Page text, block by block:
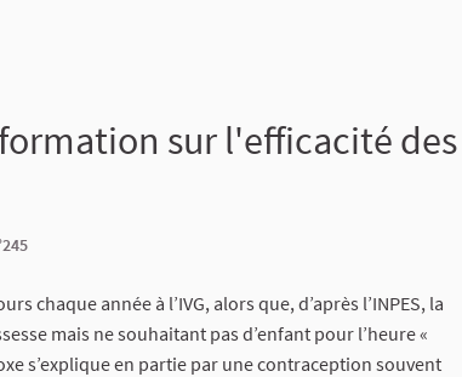
sur l'efficacité des
chaque année à l’IVG, alors que, d’après l’INPES, la
mais ne souhaitant pas d’enfant pour l’heure «
s’explique en partie par une contraception souvent